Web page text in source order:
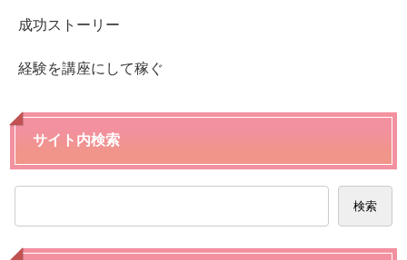
成功ストーリー
経験を講座にして稼ぐ
サイト内検索
検索